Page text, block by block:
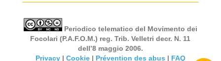
Periodico telematico del Movimento dei
Focolari (P.A.F.O.M.) reg. Trib. Velletri decr. N. 11
dell’8 maggio 2006.
Privacy| Cookie| Prévention des abus | FAQ